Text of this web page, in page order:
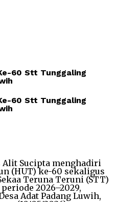
60 Stt Tunggaling
60 Stt Tunggaling
Alit Sucipta menghadiri
(HUT) ke-60 sekaligus
Teruna Teruni (STT)
2026–2029,
Adat Padang Luwih,